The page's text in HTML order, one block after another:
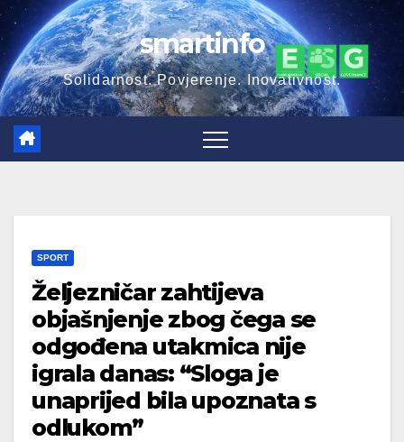
Skip
to
content
smartinfo
Solidarnost. Povjerenje. Inovativnost.
SPORT
Željezničar zahtijeva
objašnjenje zbog čega se
odgođena utakmica nije
igrala danas: “Sloga je
unaprijed bila upoznata s
odlukom”